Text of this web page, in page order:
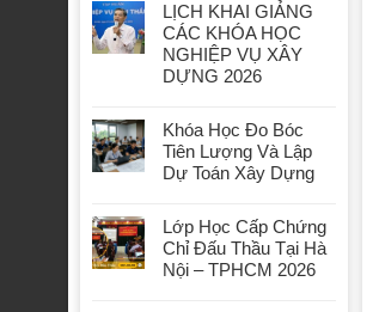
LỊCH KHAI GIẢNG
CÁC KHÓA HỌC
NGHIỆP VỤ XÂY
DỰNG 2026
Khóa Học Đo Bóc
Tiên Lượng Và Lập
Dự Toán Xây Dựng
Lớp Học Cấp Chứng
Chỉ Đấu Thầu Tại Hà
Nội – TPHCM 2026